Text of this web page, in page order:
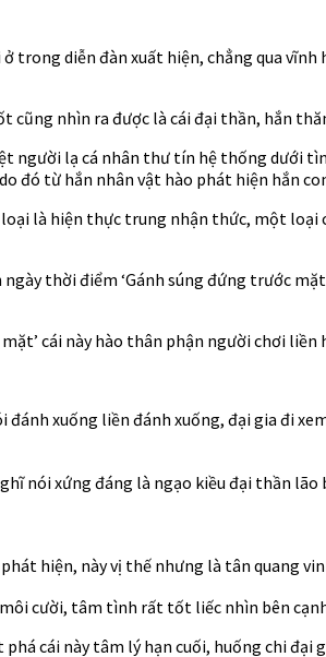
trong diễn đàn xuất hiện, chẳng qua
cũng nhìn ra được là cái đại thần, hắn
người lạ cá nhân thư tín hệ thống dưới
từ hắn nhân vật hào phát hiện hắn con
là hiện thực trung nhận thức, một
thời điểm ‘Gánh súng đứng trước
cái này hào thân phận người chơi liền
xuống liền đánh xuống, đại gia đi
nói xứng đáng là ngạo kiều đại thần
hiện, này vị thế nhưng là tân quang
cười, tâm tình rất tốt liếc nhìn bên
cái này tâm lý hạn cuối, huống chi